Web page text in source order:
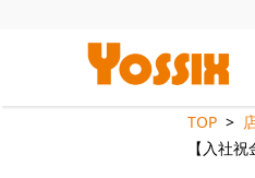
TOP
【入社